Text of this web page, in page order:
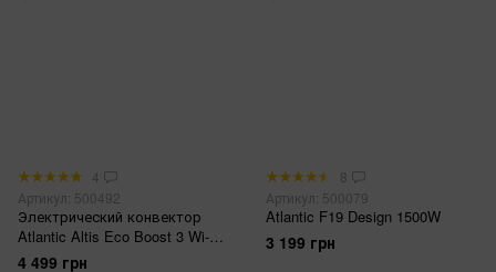
4
Артикул: 500492
Электрический конвектор
Atlantic Altis Eco Boost 3 Wi-Fi
CHG-BD1/Wi-Fi 1000W
4 499 грн
8
Артикул: 500079
Atlantic F19 Design 1500W
3 199 грн